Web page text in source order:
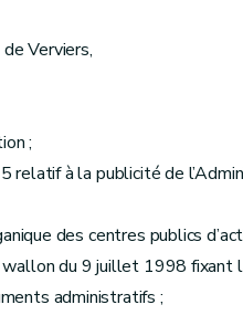
Verviers,
;
relatif à la publicité de
des centres publics
wallon du 9 juillet 1998
administratifs ;